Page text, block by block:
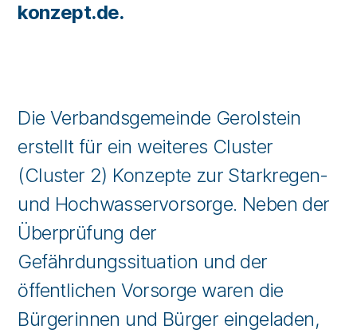
konzept.de.
Die Verbandsgemeinde Gerolstein
erstellt für ein weiteres Cluster
(Cluster 2) Konzepte zur Starkregen-
und Hochwasservorsorge. Neben der
Überprüfung der
Gefährdungssituation und der
öffentlichen Vorsorge waren die
Bürgerinnen und Bürger eingeladen,